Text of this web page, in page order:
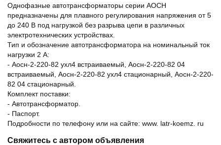
Однофазные автотрансформаторы серии АОСН
предназначены для плавного регулирования напряжения от 5
до 240 В под нагрузкой без разрыва цепи в различных
электротехнических устройствах.
Тип и обозначение автотрансформатора на номинальный ток
нагрузки 2 А:
- Аосн-2-220-82 ухл4 встраиваемый, Аосн-2-220-82 04
встраиваемый, Аосн-2-220-82 ухл4 стационарный, Аосн-2-220-
82 04 стационарный.
Комплект поставки:
- Автотрансформатор.
- Паспорт.
Подробности по телефону или на сайте: www. latr-koemz. ru
Свяжитесь с автором объявления